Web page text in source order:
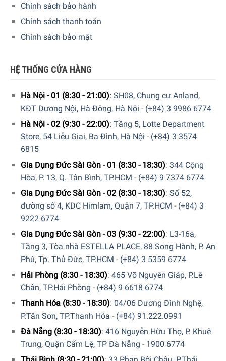
Chính sách bảo hành
Chính sách thanh toán
Chính sách bảo mật
HỆ THỐNG CỬA HÀNG
Hà Nội - 01 (8:30 - 21:00): SH08, Chung cư Anland,
KĐT Dương Nội, Hà Đông, Hà Nội - (+84) 3 9986 6774
Hà Nội - 02 (9:30 - 22:00): Tầng 5, Lotte Department
Store, 54 Liễu Giai, Ba Đình, Hà Nội - (+84) 3 3574
6815
Gia Dụng Đức Sài Gòn - 01 (8:30 - 18:30): 344 Cộng
Hòa, P. 13, Q. Tân Bình, TP.HCM - (+84) 9 7374 6774
Gia Dụng Đức Sài Gòn - 02 (8:30 - 18:30): Số 52,
đường số 4, KDC Himlam, Quận 7, TP.HCM - (+84) 3
9222 6774
Gia Dụng Đức Sài Gòn - 03 (9:30 - 22:00): L3-16a,
Tầng 3, Tòa nhà ESTELLA PLACE, 88 Song Hành, P. An
Phú, Tp. Thủ Đức, TP.HCM - (+84) 3 5359 6774
Hải Phòng (8:30 - 18:30): 465 Võ Nguyên Giáp, P.Lê
Chân, TP.Hải Phòng - (+84) 9 6618 6774
Thanh Hóa (8:30 - 18:30): 04/06 Dương Đình Nghệ,
P.Tân Sơn, TP.Thanh Hóa - (+84) 91.222.0991
Đà Nẵng (8:30 - 18:30): 416 Nguyễn Hữu Thọ, P. Khuê
Trung, Quận Cẩm Lệ, TP Đà Nẵng - 1900 6774